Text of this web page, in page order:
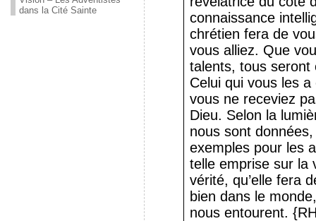
dans la Cité Sainte
connaissance
chrétien fera de
vous alliez. Que
talents, tous seront
Celui qui vous les
vous ne receviez
Dieu. Selon la
nous sont
exemples pour les
telle emprise sur la
vérité, qu’elle fera
bien dans le
nous entourent.